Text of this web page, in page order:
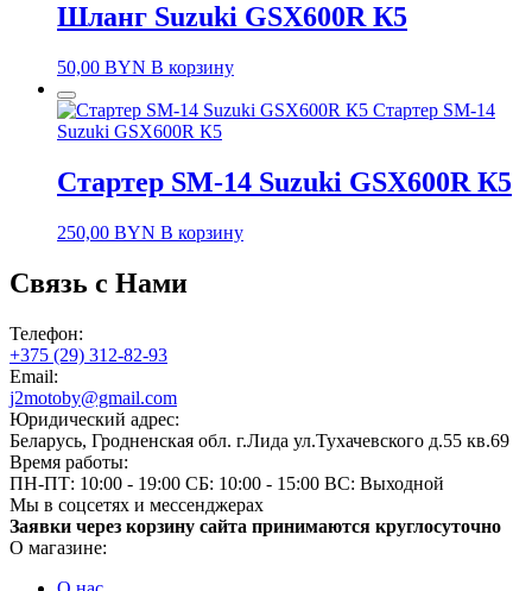
Шланг Suzuki GSX600R К5
50,00 BYN В корзину
Стартер SM-14
Suzuki GSX600R К5
Стартер SM-14 Suzuki GSX600R К5
250,00 BYN В корзину
Связь с Нами
Телефон:
+375 (29) 312-82-93
Email:
j2motoby@gmail.com
Юридический адрес:
Беларусь, Гродненская обл. г.Лида ул.Тухачевского д.55 кв.69
Время работы:
ПН-ПТ: 10:00 - 19:00 СБ: 10:00 - 15:00 ВС: Выходной
Мы в соцсетях и мессенджерах
Заявки через корзину сайта принимаются круглосуточно
О магазине: